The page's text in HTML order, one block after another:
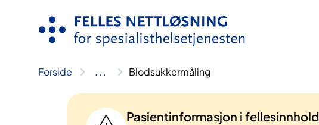
Forside .. . Blodsukkermåling
Pasientinformasjon i fellesinnhold